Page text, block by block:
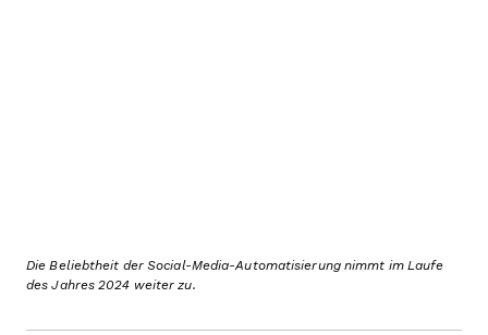
Die Beliebtheit der Social-Media-Automatisierung nimmt im Laufe
des Jahres 2024 weiter zu.